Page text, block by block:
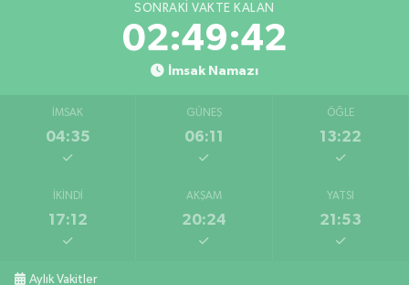
SONRAKI VAKTE KALAN
02:49:41
İmsak Namazı
İMSAK
04:35
GÜNEŞ
06:11
ÖĞLE
13:22
İKINDI
17:12
AKŞAM
20:24
YATSI
21:53
Aylık Vakitler